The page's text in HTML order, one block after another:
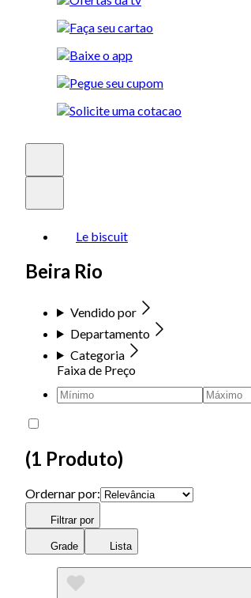
Le biscuit
Beira Rio
Vendido por
Departamento
Categoria
Faixa de Preço
(1 Produto)
Ordernar por:
Filtrar por
Grade Lista